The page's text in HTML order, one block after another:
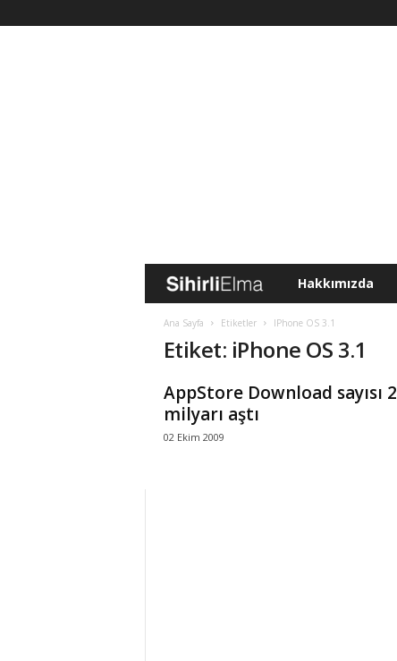
i
h
Hakkımızda
Ana Sayfa Etiketler IPhone OS 3.1
Etiket: iPhone OS 3.1
AppStore Download sayısı 2
milyarı aştı
02 Ekim 2009